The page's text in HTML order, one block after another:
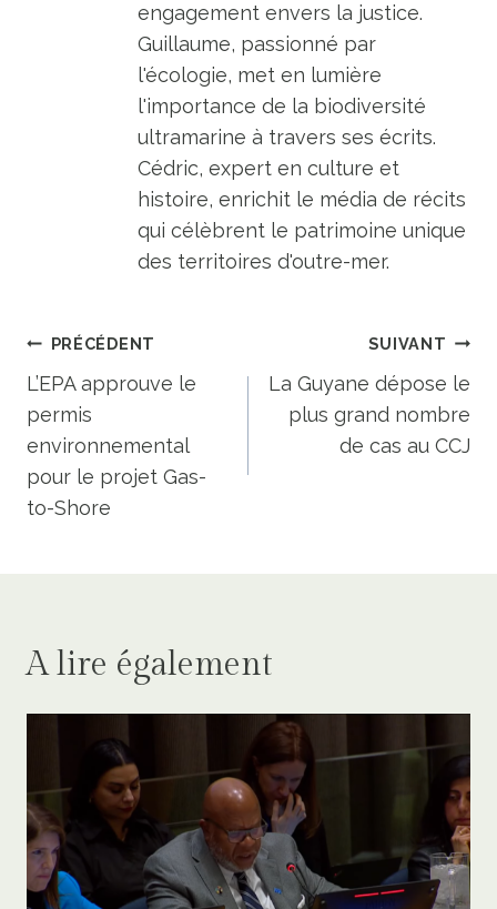
engagement envers la justice.
Guillaume, passionné par
l'écologie, met en lumière
l'importance de la biodiversité
ultramarine à travers ses écrits.
Cédric, expert en culture et
histoire, enrichit le média de récits
qui célèbrent le patrimoine unique
des territoires d'outre-mer.
Navigation
de
l’article
PRÉCÉDENT
L’EPA approuve le
permis
environnemental
pour le projet Gas-
to-Shore
SUIVANT
La Guyane dépose le
plus grand nombre
de cas au CCJ
A lire également